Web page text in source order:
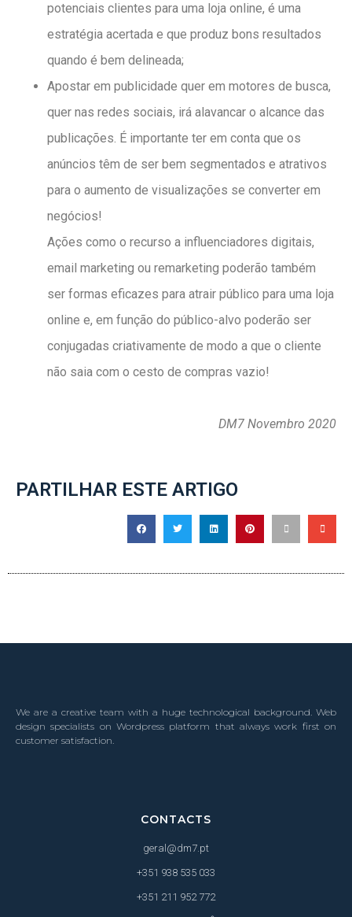
potenciais clientes para uma loja online, é uma
estratégia acertada e que produz bons resultados
quando é bem delineada;
Apostar em publicidade quer em motores de busca,
quer nas redes sociais, irá alavancar o alcance das
publicações. É importante ter em conta que os
anúncios têm de ser bem segmentados e atrativos
para o aumento de visualizações se converter em
negócios!
Ações como o recurso a influenciadores digitais,
email marketing ou remarketing poderão também
ser formas eficazes para atrair público para uma loja
online e, em função do público-alvo poderão ser
conjugadas criativamente de modo a que o cliente
não saia com o cesto de compras vazio!
DM7 Novembro 2020
PARTILHAR ESTE ARTIGO
We are a creative team with a huge technological background. Web
design specialists on Wordpress platform that always work first on
customer satisfaction.
CONTACTS
geral@dm7.pt
+351 938 535 033
+351 211 952 772